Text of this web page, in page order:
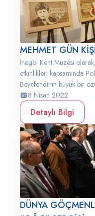
MEHMET GÜN
İnegöl Kent Müzesi
etkinlikleri kapsamında
Beyefendinin büyük bir
8 Nisan 2022
Detaylı Bilgi
DÜNYA